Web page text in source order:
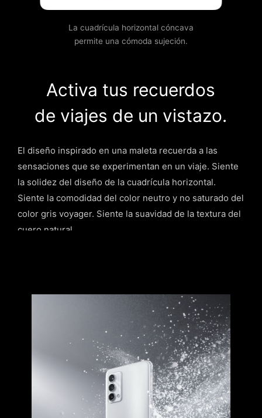
La cuadrícula horizontal cóncava
permite una cómoda sujeción.
Activa tus recuerdos
de viajes de un vistazo.
El diseño inspirado en una maleta recuerda a las
sensaciones que se experimentan en un viaje. Siente
la solidez del diseño de la cuadrícula horizontal.
Siente la comodidad del color neutro y no saturado del
color gris voyager. Siente la suavidad de la textura del
cuero natural.